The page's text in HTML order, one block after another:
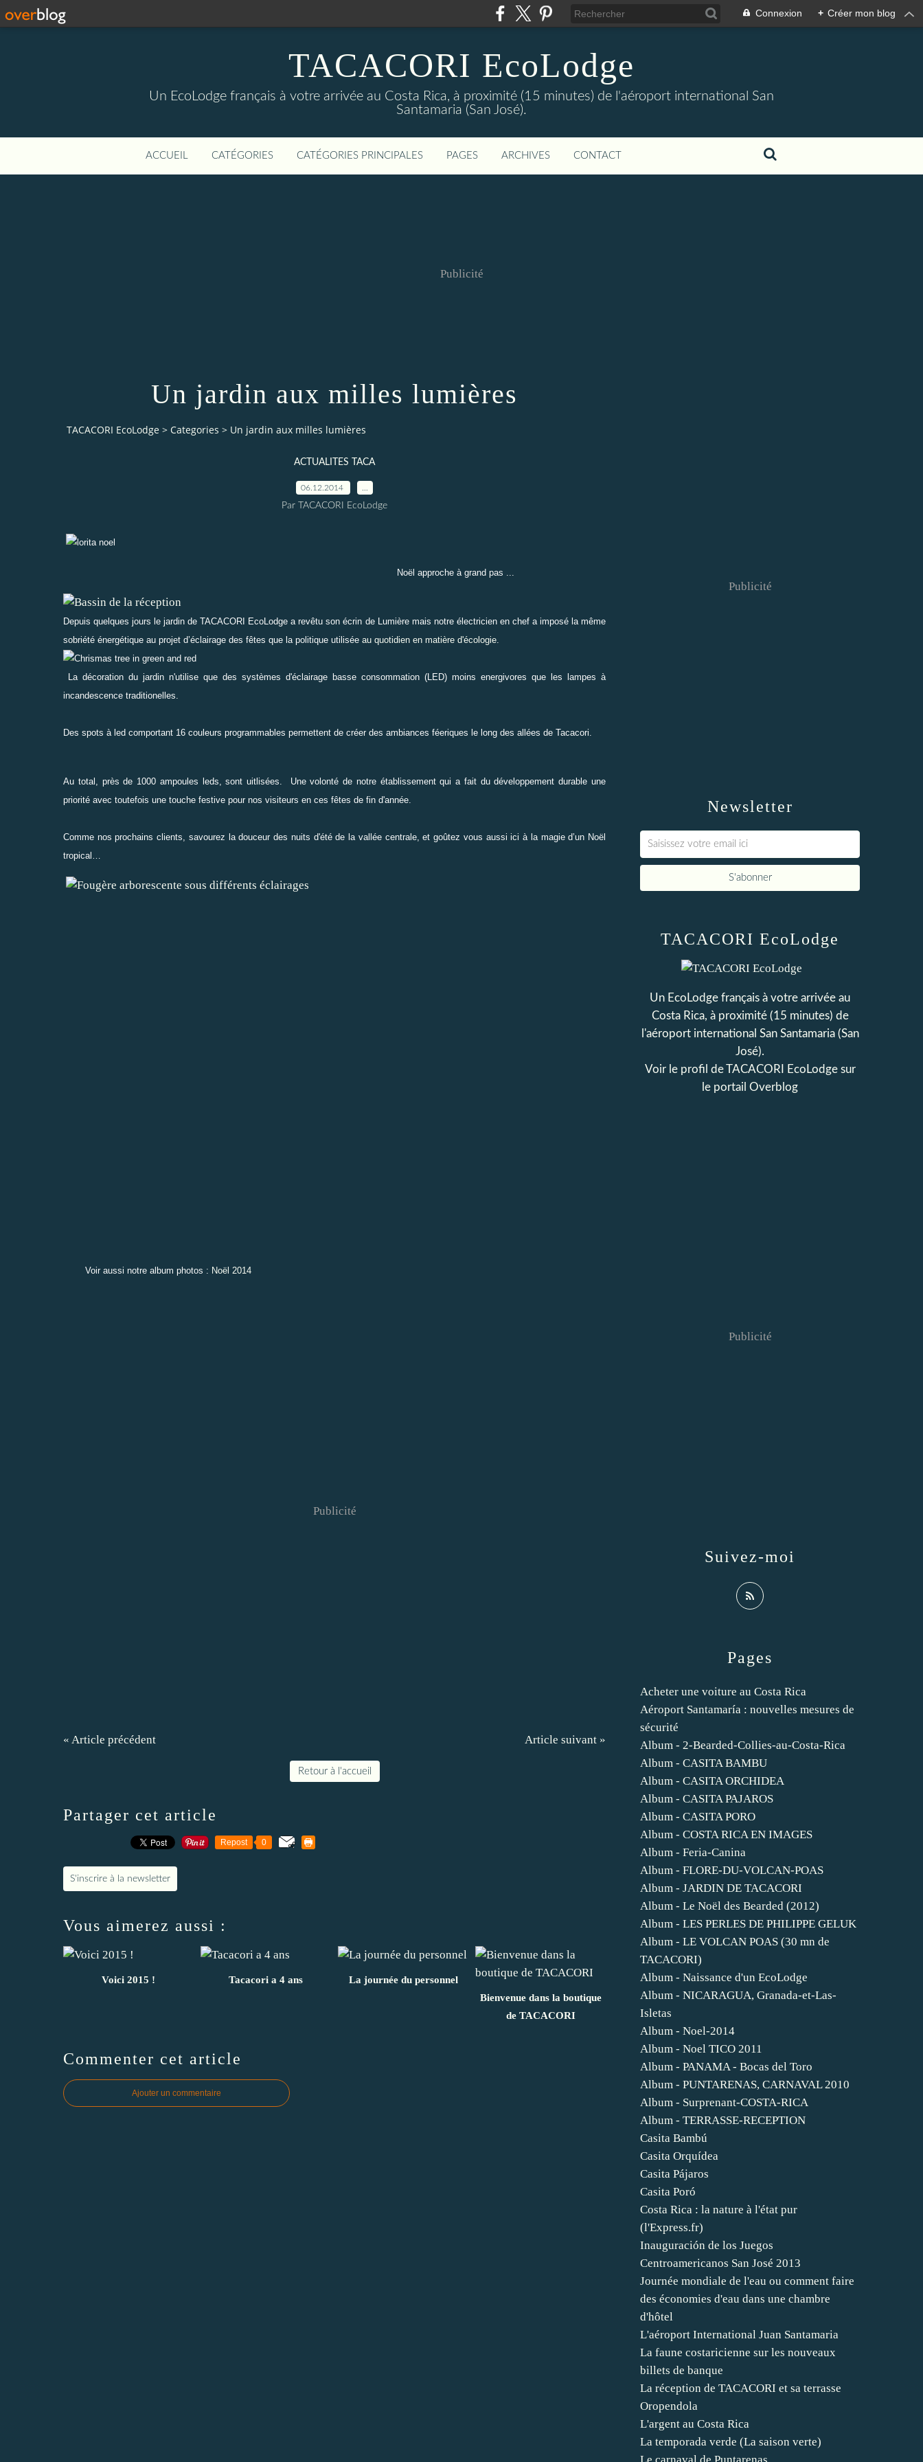
Connexion + Créer mon blog
TACACORI EcoLodge
Un EcoLodge français à votre arrivée au Costa Rica, à proximité (15 minutes) de l'aéroport international San
Santamaria (San José).
ACCUEIL CATÉGORIES CATÉGORIES PRINCIPALES PAGES ARCHIVES CONTACT
Publicité
Un jardin aux milles lumières
TACACORI EcoLodge > Categories > Un jardin aux milles lumières
ACTUALITES TACA
06.12.2014
Par TACACORI EcoLodge
Noël approche à grand pas ...
Depuis quelques jours le jardin de TACACORI EcoLodge a revêtu son écrin de Lumière mais notre électricien en chef a imposé la même
sobriété énergétique au projet d’éclairage des fêtes que la politique utilisée au quotidien en matière d'écologie
La décoration du jardin n'utilise que des systèmes d'éclairage basse consommation (LED) moins energivores que les lampes à
incandescence traditionelles.
Des spots à led comportant 16 couleurs programmables permettent de créer des ambiances féeriques le long des allées de Tacacori.
Au total, près de 1000 ampoules leds, sont uitlisées. Une volonté de notre établissement qui a fait du développement durable une
priorité avec toutefois une touche festive pour nos visiteurs en ces fêtes de fin d'année.
Comme nos prochains clients, savourez la douceur des nuits d'été de la vallée centrale, et goûtez vous aussi ici à la magie d’un Noël
tropical…
Voir aussi notre album photos : Noël 2014
Publicité
« Article précédent Article suivant »
Retour à l'accueil
Partager cet article
Repost 0
S'inscrire à la newsletter
Vous aimerez aussi :
Voici 2015 ! Tacacori a 4 ans
La journée du personnel
Bienvenue dans la boutique
de TACACORI
Commenter cet article
Ajouter un commentaire
Newsletter
Publicité
Pages
Acheter une voiture au Costa Rica
Aéroport Santamaría : nouvelles mesures de
sécurité
Album - 2-Bearded-Collies-au-Costa-Rica
Album - CASITA BAMBU
Album - CASITA ORCHIDEA
Album - CASITA PAJAROS
Album - CASITA PORO
Album - COSTA RICA EN IMAGES
Album - Feria-Canina
Album - FLORE-DU-VOLCAN-POAS
Album - JARDIN DE TACACORI
Album - Le Noël des Bearded (2012)
Album - LES PERLES DE PHILIPPE GELUK
Album - LE VOLCAN POAS (30 mn de
TACACORI)
Album - Naissance d'un EcoLodge
Album - NICARAGUA, Granada-et-Las-
Isletas
Album - Noel-2014
Album - Noel TICO 2011
Album - PANAMA - Bocas del Toro
Album - PUNTARENAS, CARNAVAL 2010
Album - Surprenant-COSTA-RICA
Album - TERRASSE-RECEPTION
Casita Bambú
Casita Orquídea
Casita Pájaros
Casita Poró
Costa Rica : la nature à l'état pur
(l'Express.fr)
Inauguración de los Juegos
Centroamericanos San José 2013
Journée mondiale de l'eau ou comment faire
des économies d'eau dans une chambre
d'hôtel
L'aéroport International Juan Santamaria
La faune costaricienne sur les nouveaux
billets de banque
La réception de TACACORI et sa terrasse
Oropendola
L'argent au Costa Rica
La temporada verde (La saison verte)
TACACORI EcoLodge
Un EcoLodge français à votre arrivée au
Costa Rica, à proximité (15 minutes) de
l'aéroport international San Santamaria (San
José).
Voir le profil deTACACORI EcoLodgesur
le portail Overblog
Suivez-moi
Publicité